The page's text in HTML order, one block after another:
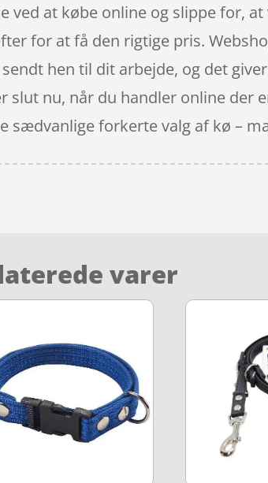
ved at købe online og slippe for,
for at få den rigtige pris.
hen til dit arbejde, og det
slut nu, når du handler online der
sædvanlige forkerte valg af kø –
varer